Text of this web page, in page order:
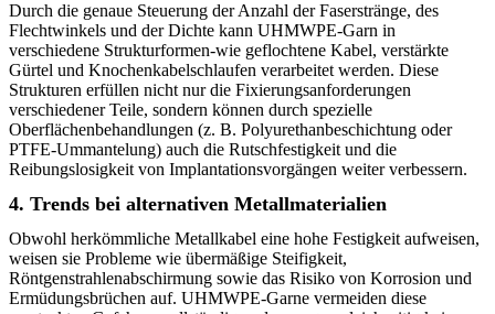
Durch die genaue Steuerung der Anzahl der Faserstränge, des
Flechtwinkels und der Dichte kann UHMWPE-Garn in
verschiedene Strukturformen-wie geflochtene Kabel, verstärkte
Gürtel und Knochenkabelschlaufen verarbeitet werden. Diese
Strukturen erfüllen nicht nur die Fixierungsanforderungen
verschiedener Teile, sondern können durch spezielle
Oberflächenbehandlungen (z. B. Polyurethanbeschichtung oder
PTFE-Ummantelung) auch die Rutschfestigkeit und die
Reibungslosigkeit von Implantationsvorgängen weiter verbessern.
4. Trends bei alternativen Metallmaterialien
Obwohl herkömmliche Metallkabel eine hohe Festigkeit aufweisen,
weisen sie Probleme wie übermäßige Steifigkeit,
Röntgenstrahlenabschirmung sowie das Risiko von Korrosion und
Ermüdungsbrüchen auf. UHMWPE-Garne vermeiden diese